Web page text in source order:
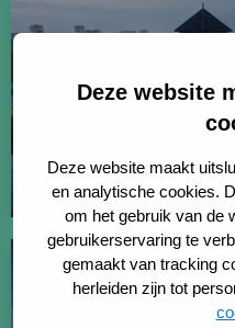
Deze website
Deze website maakt
en analytische cookies.
om het gebruik van de
gebruikerservaring te
gemaakt van tracking
herleiden zijn tot
Toekomst
Vier geselecteerde
van de Tramkade
meer